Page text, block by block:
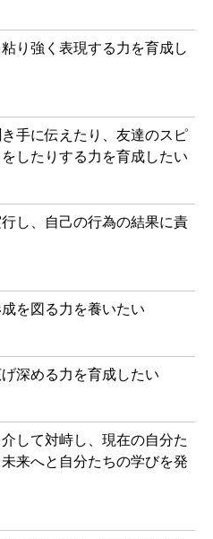
り強く表現する力を育成し
手に伝えたり、友達のスピ
したりする力を育成したい
し、自己の行為の結果に責
を図る力を養いたい
深める力を育成したい
して対峙し、現在の自分た
来へと自分たちの学びを発